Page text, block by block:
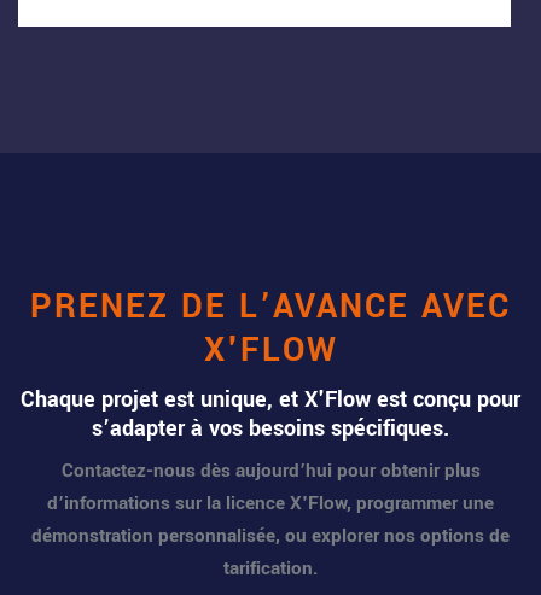
PRENEZ DE L’AVANCE AVEC
X'FLOW
Chaque projet est unique, et X'Flow est conçu pour
s’adapter à vos besoins spécifiques.
Contactez-nous dès aujourd’hui pour obtenir plus
d’informations sur la licence X'Flow, programmer une
démonstration personnalisée, ou explorer nos options de
tarification.